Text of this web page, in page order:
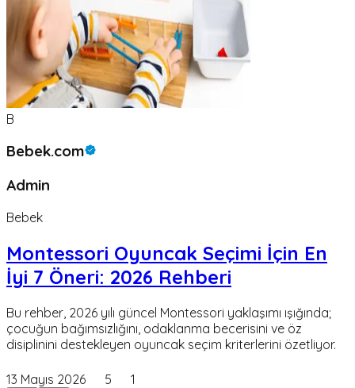
B
Bebek.com
Admin
Bebek
Montessori Oyuncak Seçimi İçin En
İyi 7 Öneri: 2026 Rehberi
Bu rehber, 2026 yılı güncel Montessori yaklaşımı ışığında;
çocuğun bağımsızlığını, odaklanma becerisini ve öz
disiplinini destekleyen oyuncak seçim kriterlerini özetliyor.
13 Mayıs 2026 5 1